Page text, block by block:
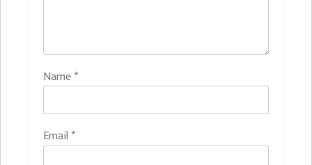
Name*
Email *